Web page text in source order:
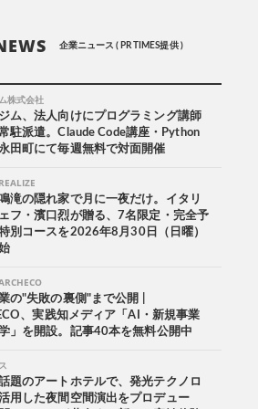
企業ニュース ( PR TIMES提供 )
株式会社
ム、法人向けにプログラミング講師
駐派遣。Claude Code講座・Python
田町にて毎週無料で対面開催
滝の隠れ家で月に一夜だけ。イタリ
フ・濱口烈が贈る、7名限定・完全予
別コースを2026年8月30日（日曜）
の"失敗の裏側"まで公開 |
、実践知メディア「AI・新規事業
」を開設。記事40本を無料公開中
題のアートホテルで、発光テクノロ
用した夜間空間演出をプロデュー